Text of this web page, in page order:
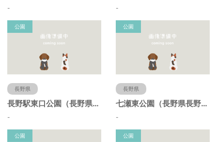
- -
公園
長野県
長野駅東口公園（長野県長野市）
-
公園
長野県
七瀬東公園（長野県長野市）
-
公園 公園